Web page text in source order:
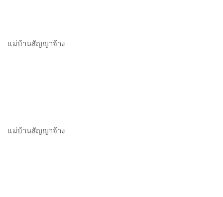
แม่บ้านสัญญาจ้าง
แม่บ้านสัญญาจ้าง